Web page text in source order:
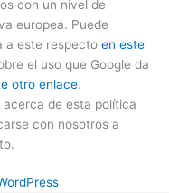
con un nivel de
europea. Puede
a este respectoen este
el uso que Google da
otro enlace.
de esta política
con nosotros a